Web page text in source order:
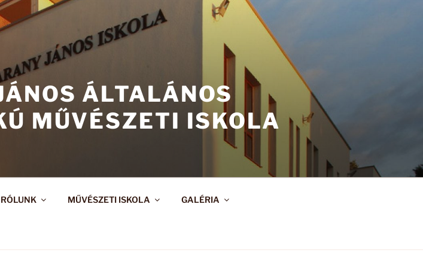
ÁLTALÁNOS
MŰVÉSZETI ISKOLA
RÓLUNK MŰVÉSZETI ISKOLA GALÉRIA